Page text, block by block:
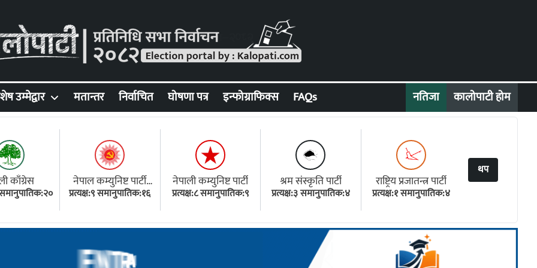
नतिजा कालोपाटी होम
उम्मेद्वार मतान्तर निर्वाचित घोषणा पत्र इन्फोग्राफिक्स FAQs
काँग्रेस
समानुपातिक:२०
नेपाल कम्युनिष्ट पार्टी
(एमाले)
प्रत्यक्ष:९ समानुपातिक:१६
नेपाली कम्युनिष्ट पार्टी
प्रत्यक्ष:८ समानुपातिक:९
श्रम संस्कृति पार्टी
प्रत्यक्ष:३ समानुपातिक:४
राष्ट्रिय प्रजातन्त्र पार्टी
प्रत्यक्ष:१ समानुपातिक:४
थप